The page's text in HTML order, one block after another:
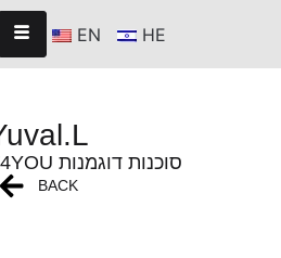
EN HE
WOMEN - T4YOU סוכנות דוגמנות
BACK